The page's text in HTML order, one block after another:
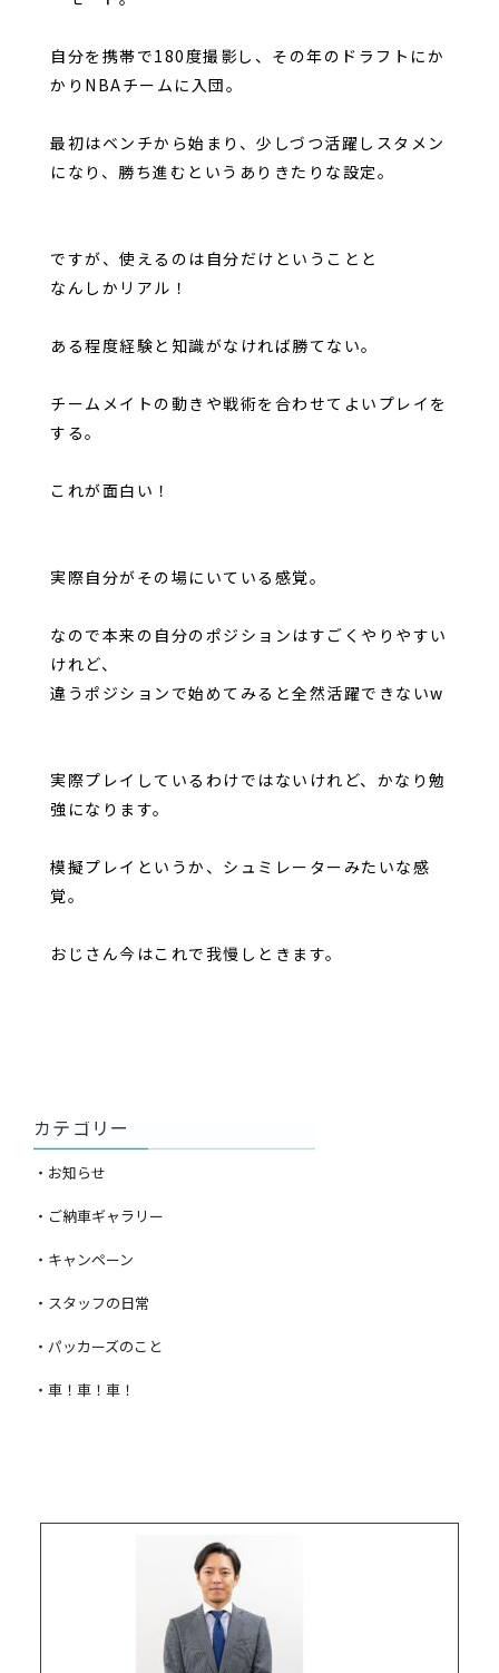
自分を携帯で180度撮影し、その年のドラフトにか
かりNBAチームに入団。
最初はベンチから始まり、少しづつ活躍しスタメン
になり、勝ち進むというありきたりな設定。
ですが、使えるのは自分だけということと
なんしかリアル！
ある程度経験と知識がなければ勝てない。
チームメイトの動きや戦術を合わせてよいプレイを
する。
これが面白い！
実際自分がその場にいている感覚。
なので本来の自分のポジションはすごくやりやすい
けれど、
違うポジションで始めてみると全然活躍できないw
実際プレイしているわけではないけれど、かなり勉
強になります。
模擬プレイというか、シュミレーターみたいな感
覚。
おじさん今はこれで我慢しときます。
カテゴリー
・お知らせ
・ご納車ギャラリー
・キャンペーン
・スタッフの日常
・パッカーズのこと
・車！車！車！